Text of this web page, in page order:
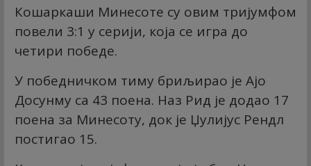
Кошаркаши Минесоте су овим тријумфом
повели 3:1 у серији, која се игра до
четири победе.
У победничком тиму бриљирао је Ајо
Досунму са 43 поена. Наз Рид је додао 17
поена за Минесоту, док је Џулијус Рендл
постигао 15.